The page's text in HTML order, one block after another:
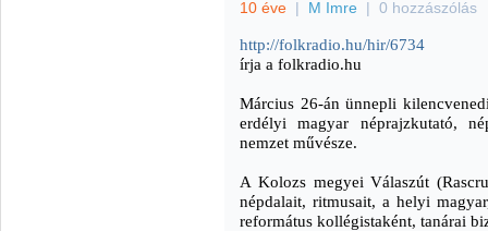
10 éve | M Imre | 0 hozzászólás
http://folkradio.hu/hir/6734
írja a folkradio.hu
Március 26-án ünnepli
erdélyi magyar néprajzkutató,
nemzet művésze.
A Kolozs megyei Válaszút
népdalait, ritmusait, a helyi
református kollégistaként, tanárai